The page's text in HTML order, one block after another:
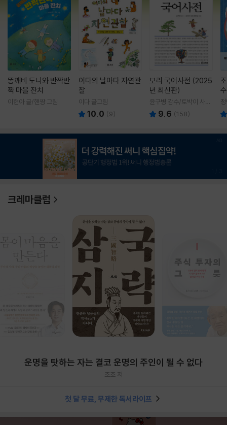
똥깨비 도니와 반짝반
짝 마을 잔치
이현아 글/핸짱 그림
이다의 날마다 자연관
찰
이다 글그림
10.0 (9)
보리 국어사전 (2025
년 최신판)
윤구병 감수/토박이 사전
편찬실 편
9.6 (158)
크레마클럽
운명을 탓하는 자는 결코 운명의 주인이 될 수 없다
조조 저
첫 달 무료, 무제한 독서라이프